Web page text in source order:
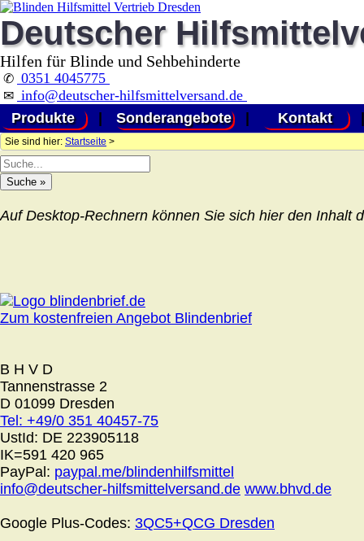
Deutscher
Hilfen für Blinde und Sehbehinderte
✆ 0351 4045775
✉ info@deutscher-hilfsmittelversand.de
Produkte
Sonderangebote Kontakt
Sie sind hier: Startseite >
Auf Desktop-Rechnern können Sie sich hier den Inhalt
Zum kostenfreien Angebot Blindenbrief
B H V D
Tannenstrasse 2
D 01099 Dresden
Tel: +49/0 351 40457-75
UstId: DE 223905118
IK=591 420 965
PayPal: paypal.me/blindenhilfsmittel
info@deutscher-hilfsmittelversand.de www.bhvd.de
Google Plus-Codes: 3QC5+QCG Dresden